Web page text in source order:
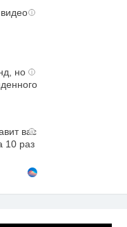
i
i
но
i
вас
10 раз